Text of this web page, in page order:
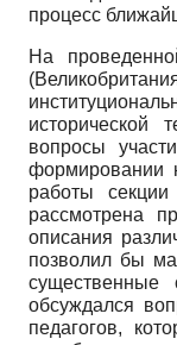
процесс
На
исторической
вопросы
формировании
работы
рассмотрена
описания
позволил бы
существенные
обсуждался
педагогов,